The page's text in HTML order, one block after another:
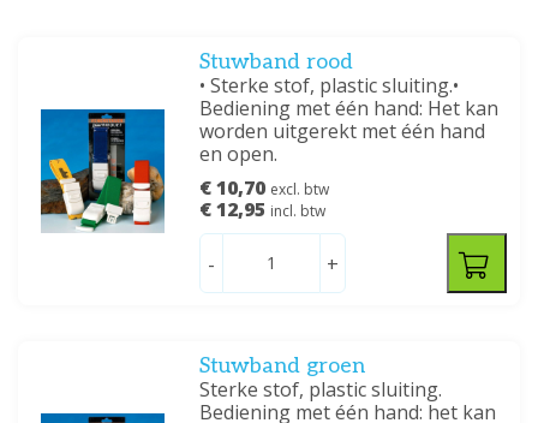
Stuwband rood
• Sterke stof, plastic sluiting.•
Bediening met één hand: Het kan
worden uitgerekt met één hand
en open.
€ 10,70 excl. btw
€ 12,95 incl. btw
- +
Stuwband groen
Sterke stof, plastic sluiting.
Bediening met één hand: het kan